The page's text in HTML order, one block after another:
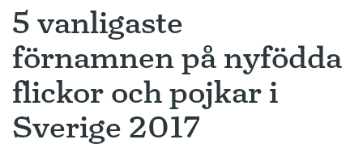
5 vanligaste
förnamnen på nyfödda
flickor och pojkar i
Sverige 2017